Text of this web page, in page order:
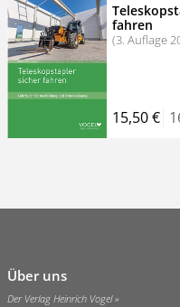
fahren
(3. Auflage
15,50 €
Über uns
Der Verlag Heinrich Vogel